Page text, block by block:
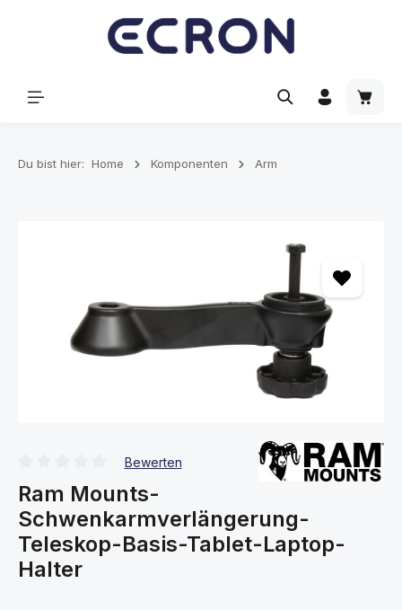
Du bist hier: Home Komponenten Arm
Durchschnittliche Bewertung von 0 von 5 Sternen
Bewerten
Ram Mounts-
Schwenkarmverlängerung-
Teleskop-Basis-Tablet-Laptop-
Halter